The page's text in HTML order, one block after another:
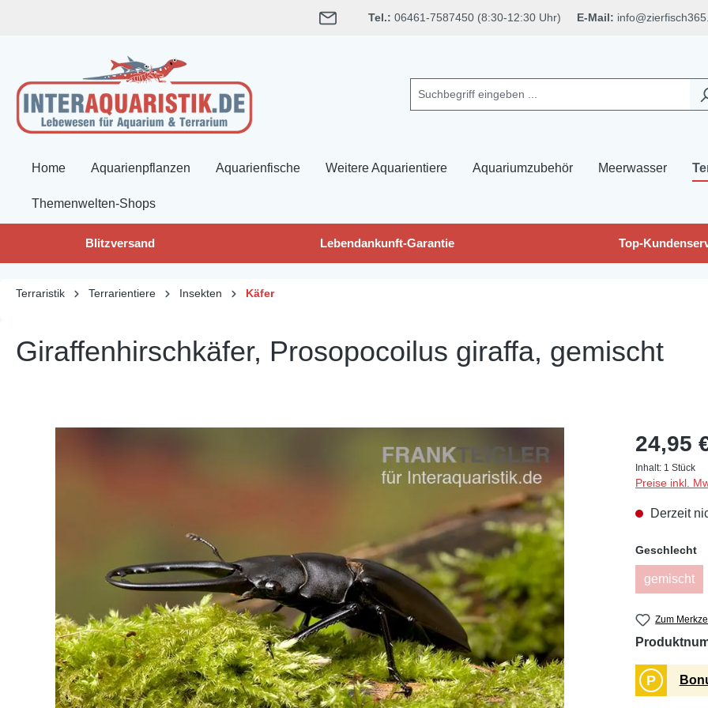
Tel.: 06461-7587450 (8:30-12:30 Uhr) E-Mail:
Home Aquarienpflanzen Aquarienfische Weitere Aquarientiere Aquariumzubehör Meerwasser
Themenwelten-Shops
Blitzversand Lebendankunft-Garantie Top-
Terraristik Terrarientiere Insekten Käfer
Giraffenhirschkäfer, Prosopocoilus giraffa, gemischt
24,95
Inhalt: 1 Stück
Preise inkl.
Derzeit
Geschlecht
gemischt
(Diese
Zum
P